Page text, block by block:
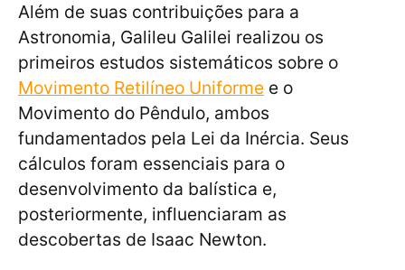
Além de suas contribuições para a
Astronomia, Galileu Galilei realizou os
primeiros estudos sistemáticos sobre o
Movimento Retilíneo Uniforme e o
Movimento do Pêndulo, ambos
fundamentados pela Lei da Inércia. Seus
cálculos foram essenciais para o
desenvolvimento da balística e,
posteriormente, influenciaram as
descobertas de Isaac Newton.